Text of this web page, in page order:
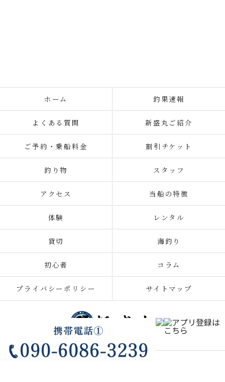
ホーム 釣果速報
よくある質問 新盛丸ご紹介
ご予約・乗船料金 割引チケット
釣り物 スタッフ
アクセス 当船の特徴
体験 レンタル
貸切 海釣り
初心者 コラム
プライバシーポリシー サイトマップ